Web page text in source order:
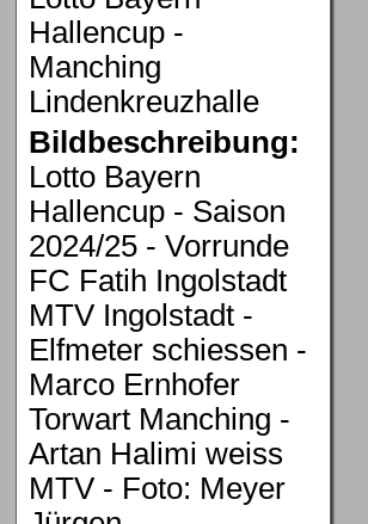
Hallencup -
Manching
Lindenkreuzhalle
Bildbeschreibung:
Lotto Bayern
Hallencup - Saison
2024/25 - Vorrunde
FC Fatih Ingolstadt
MTV Ingolstadt -
Elfmeter schiessen -
Marco Ernhofer
Torwart Manching -
Artan Halimi weiss
MTV - Foto: Meyer